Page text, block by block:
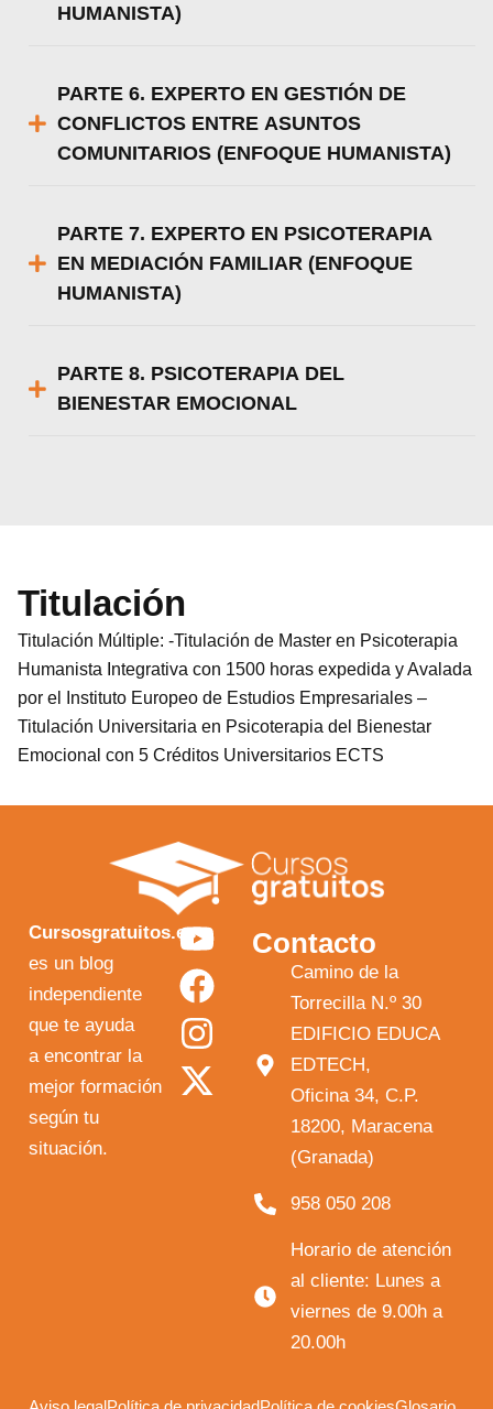
HUMANISTA)
PARTE 6. EXPERTO EN GESTIÓN DE
CONFLICTOS ENTRE ASUNTOS
COMUNITARIOS (ENFOQUE HUMANISTA)
PARTE 7. EXPERTO EN PSICOTERAPIA
EN MEDIACIÓN FAMILIAR (ENFOQUE
HUMANISTA)
PARTE 8. PSICOTERAPIA DEL
BIENESTAR EMOCIONAL
Titulación
Titulación Múltiple: -Titulación de Master en Psicoterapia
Humanista Integrativa con 1500 horas expedida y Avalada
por el Instituto Europeo de Estudios Empresariales –
Titulación Universitaria en Psicoterapia del Bienestar
Emocional con 5 Créditos Universitarios ECTS
Cursosgratuitos.es
es un blog
independiente
que te ayuda
a encontrar la
mejor formación
según tu
situación.
Y
o
u
t
u
F
a
c
e
b
I
n
s
t
a
X
-
t
w
i
Contacto
Camino de la
Torrecilla N.º 30
EDIFICIO EDUCA
EDTECH,
Oficina 34, C.P.
18200, Maracena
(Granada)
958 050 208
Horario de atención
al cliente: Lunes a
viernes de 9.00h a
20.00h